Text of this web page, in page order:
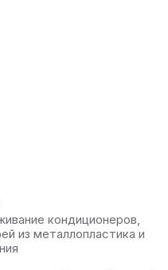
кондиционеров,
из металлопластика и